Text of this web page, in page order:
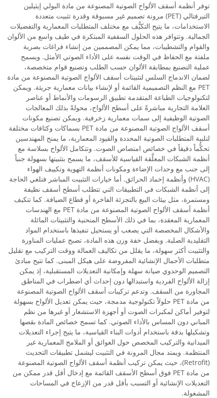
توفر أنظمة أسقف الألواح الصوتية المصنوعة من مادة البولي إيثيلين
التيرفتالي (PET) مرونة تصميم غير مسبوقة وقدرة تثبيت متعددة
الاستخدامات، ما يتيح التكيُّف مع مختلف المتطلبات المعمارية والتفضيلات
الجمالية. وتتوافر هذه الحلول السقفية المبتكرة في طيف واسع من الألوان
والقوام والتشطيبات، مما يمكن المصممين من إنشاء فراغات بصرية
ملفتة مع الحفاظ في الوقت نفسه على الأداء الصوتي الأمثل. ويسمح
عملية التصنيع بمطابقة الألوان حسب الطلب وتصنيع قوام متخصصة،
لضمان الاندماج السلس لتثبيتات أسقف الألواح الصوتية المصنوعة من مادة
PET مع النظم التصميمية القائمة أو لإنشاء بيانات معمارية جريئة. ويمكن
لتكنولوجيات الطباعة المتقدمة تطبيق الرسومات والأنماط أو عناصر
العلامة التجارية مباشرةً على أسطح الألواح، محولةً بذلك المعالجات
الصوتية الوظيفية إلى سمات معمارية زخرفية. ويمكن تصنيع مكونات
أسقف الألواح الصوتية المصنوعة من مادة PET بسماكات وكثافات مختلفة
لتلبية المتطلبات الصوتية المحددة والقيود المعمارية، ما يمنح المهندسين
تحكُّماً دقيقاً في خصائص امتصاص الصوت. وتتكامل الألواح بسلاسة مع
أنظمة الشبكات المعلَّقة القياسية للأسقف، ما يسمح بتثبيتها بسهولة جنباً
إلى جنب مع وحدات الإضاءة ومكونات أنظمة التهوية وتكييف الهواء
(HVAC) وأنظمة إخماد الحرائق. أما خيارات التثبيت المباشر فتلغي الحاجة
إلى أنظمة الشبكات في التطبيقات التي تتطلب أسطح أسقف نظيفة
ومستمرة، مثل بيئات البيع بالتجزئة الفاخرة أو قطاع الضيافة. كما تتكيف
أنظمة أسقف الألواح الصوتية المصنوعة من مادة PET مع الهندسات
المعمارية المعقدة، بما في ذلك الأسطح المنحنية والتثبيتات المائلة
والأشكال المخصصة التي يصعب أو يستحيل تنفيذها باستخدام المواد
التقليدية الصلبة. وبفضل خفة وزن هذه المادة، تصبح عمليات المناورة
والتثبيت أكثر سهولة، ما يقلل من تكاليف العمالة ووقت التركيب مع تقليل
متطلبات الأحمال الإنشائية المفروضة على هيكل المبنى. كما تتيح مبادئ
التصميم الوحدوي صيانة سهلة وإمكانية التعديلات المستقبلية، إذ يمكن
إزالة الألواح الفردية واستبدالها دون إحداث أي اضطراب في المناطق
المجاورة من السقف. وتدعم تركيبات أسقف الألواح الصوتية المصنوعة
من مادة PET حلولاً تكنولوجية مدمجة، حيث يمكن تعديل الألواح بسهولة
لتوفير أماكن لمكبرات الصوت أو أجهزة الاستشعار أو غيرها من نظم
المباني دون المساس بالأداء الصوتي. كما تسمح خصائص المادة بقصها
وتشكيلها بدقة باستخدام أدوات البناء القياسية، ما يتيح إجراء التعديلات
الميدانية والتركيب المخصص حول العوائق أو الملامح المعمارية غير
المنتظمة. ويمتد مجال المرونة في التثبيت ليشمل تطبيقات التحديث
(Retrofit)، حيث يمكن تركيب أنظمة أسقف الألواح الصوتية المصنوعة
من مادة PET فوق أسطح الأسقف القائمة مع إدخال أقل قدر ممكن من
التعديلات الإنشائية أو التسبب بأقل قدر من الإزعاج في المساحات
المشغولة.